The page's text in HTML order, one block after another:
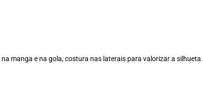
manga e na gola, costura nas laterais para valorizar a silhueta.